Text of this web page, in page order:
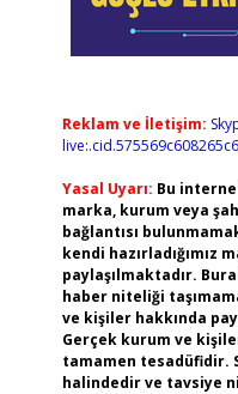
Reklam ve İletişim:
Yasal Uyarı: Bu
marka, kurum veya
bağlantısı
kendi hazırladığımız
paylaşılmaktadır.
haber niteliği
ve kişiler hakkında
Gerçek kurum ve
tamamen tesadüfidir.
halindedir ve tavsiye